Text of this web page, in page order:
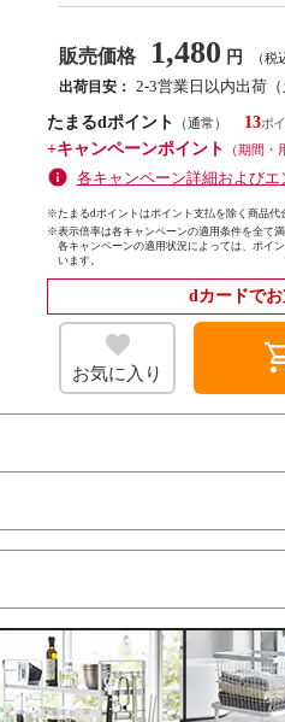
販売価格 1,480 円 （税
出荷目安： 2-3営業日以内出荷（
たまるdポイント
（通常）
13
+キャンペーンポイント
（期間・
各キャンペーン詳細およびエ
※たまるdポイントはポイント支払を除く商品代
※表示倍率は各キャンペーンの適用条件を全て
各キャンペーンの適用状況によっては、ポイ
います。
dカードで
お気に入り